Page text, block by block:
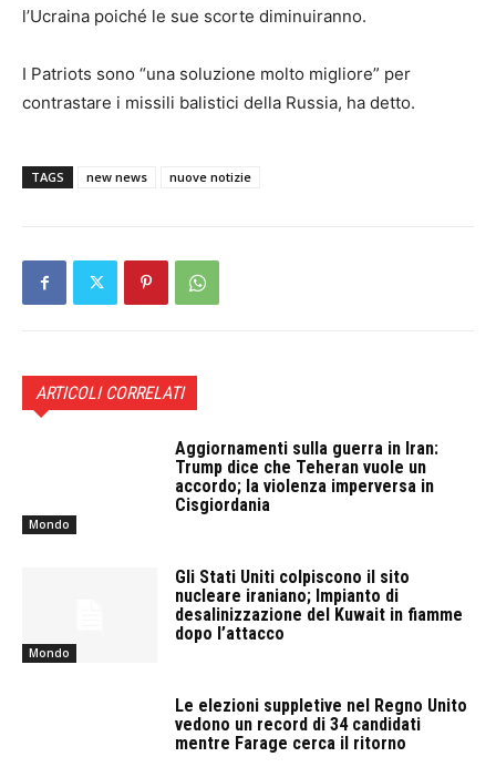
l’Ucraina poiché le sue scorte diminuiranno.
I Patriots sono “una soluzione molto migliore” per
contrastare i missili balistici della Russia, ha detto.
TAGS new news nuove notizie
ARTICOLI CORRELATI
Mondo
Aggiornamenti sulla guerra in Iran:
Trump dice che Teheran vuole un
accordo; la violenza imperversa in
Cisgiordania
Mondo
Gli Stati Uniti colpiscono il sito
nucleare iraniano; Impianto di
desalinizzazione del Kuwait in fiamme
dopo l’attacco
Le elezioni suppletive nel Regno Unito
vedono un record di 34 candidati
mentre Farage cerca il ritorno